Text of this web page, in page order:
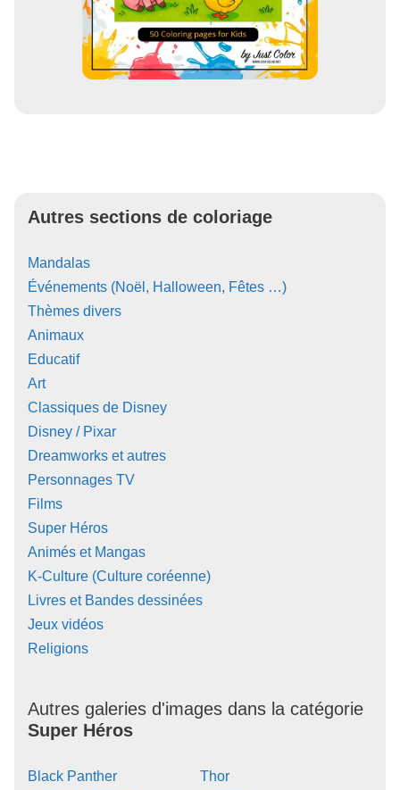
Autres sections de coloriage
Mandalas
Événements (Noël, Halloween, Fêtes …)
Thèmes divers
Animaux
Educatif
Art
Classiques de Disney
Disney / Pixar
Dreamworks et autres
Personnages TV
Films
Super Héros
Animés et Mangas
K-Culture (Culture coréenne)
Livres et Bandes dessinées
Jeux vidéos
Religions
Autres galeries d'images dans la catégorie
Super Héros
Black Panther
Thor